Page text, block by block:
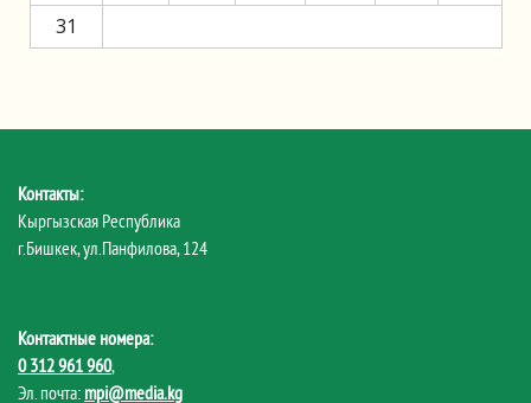
31
Контакты:
Кыргызская Республика
г.Бишкек, ул.Панфилова, 124
Контактные номера:
0 312 961 960,
Эл. почта: mpi@media.kg